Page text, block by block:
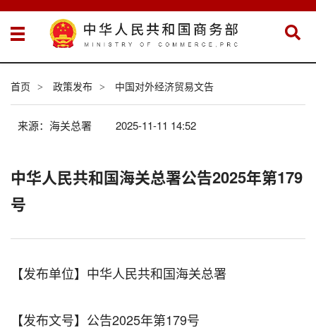
首页 > 政策发布 > 中国对外经济贸易文告
来源：海关总署 2025-11-11 14:52
中华人民共和国海关总署公告2025年第179
号
【发布单位】中华人民共和国海关总署
【发布文号】公告2025年第179号